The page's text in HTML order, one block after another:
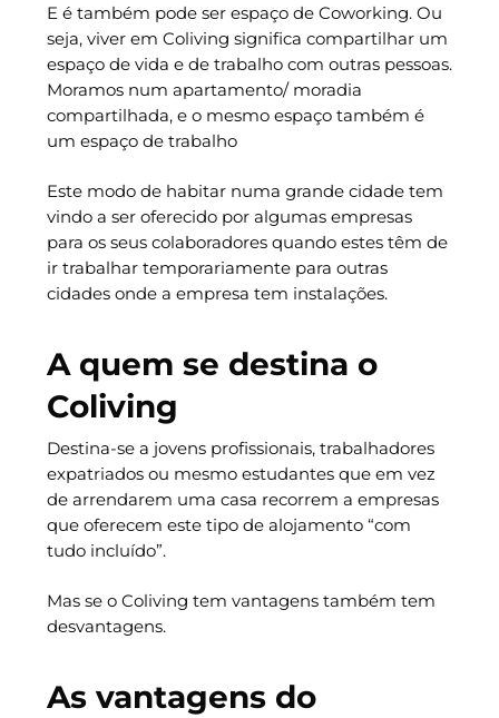
E é também pode ser espaço de Coworking. Ou
seja, viver em Coliving significa compartilhar um
espaço de vida e de trabalho com outras pessoas.
Moramos num apartamento/ moradia
compartilhada, e o mesmo espaço também é
um espaço de trabalho
Este modo de habitar numa grande cidade tem
vindo a ser oferecido por algumas empresas
para os seus colaboradores quando estes têm de
ir trabalhar temporariamente para outras
cidades onde a empresa tem instalações.
A quem se destina o
Coliving
Destina-se a jovens profissionais, trabalhadores
expatriados ou mesmo estudantes que em vez
de arrendarem uma casa recorrem a empresas
que oferecem este tipo de alojamento “com
tudo incluído”.
Mas se o Coliving tem vantagens também tem
desvantagens.
As vantagens do